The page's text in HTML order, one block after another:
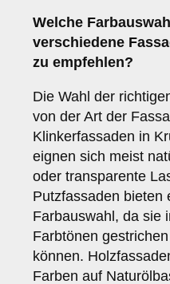
Welche Farbauswahl
verschiedene
zu empfehlen?
Die Wahl der
von der Art der
Klinkerfassaden in
eignen sich meist
oder transparente
Putzfassaden bieten
Farbauswahl, da sie
Farbtönen
können.
Farben auf